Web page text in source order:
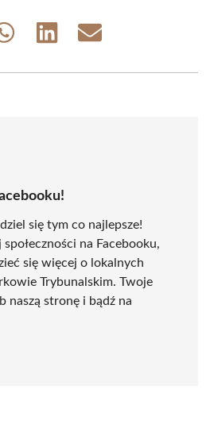
Share
Share
Share
się tym co najlepsze!
społeczności na Facebooku,
się więcej o lokalnych
Trybunalskim. Twoje
naszą stronę i bądź na